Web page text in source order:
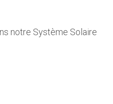
notre Système Solaire